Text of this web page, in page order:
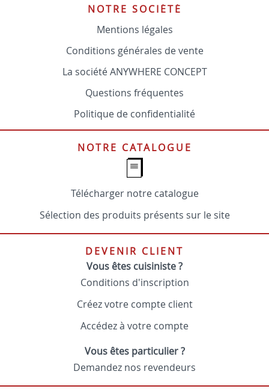
NOTRE SOCIÉTÉ
Mentions légales
Conditions générales de vente
La société ANYWHERE CONCEPT
Questions fréquentes
Politique de confidentialité
NOTRE CATALOGUE
Télécharger notre catalogue
Sélection des produits présents sur le site
DEVENIR CLIENT
Vous êtes cuisiniste ?
Conditions d'inscription
Créez votre compte client
Accédez à votre compte
Vous êtes particulier ?
Demandez nos revendeurs